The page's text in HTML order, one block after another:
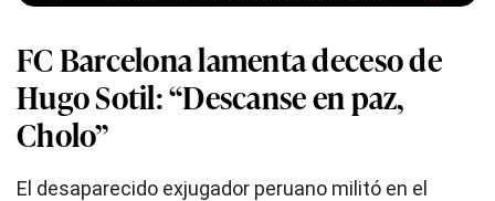
FC Barcelona lamenta deceso de
Hugo Sotil: “Descanse en paz,
Cholo”
El desaparecido exjugador peruano militó en el